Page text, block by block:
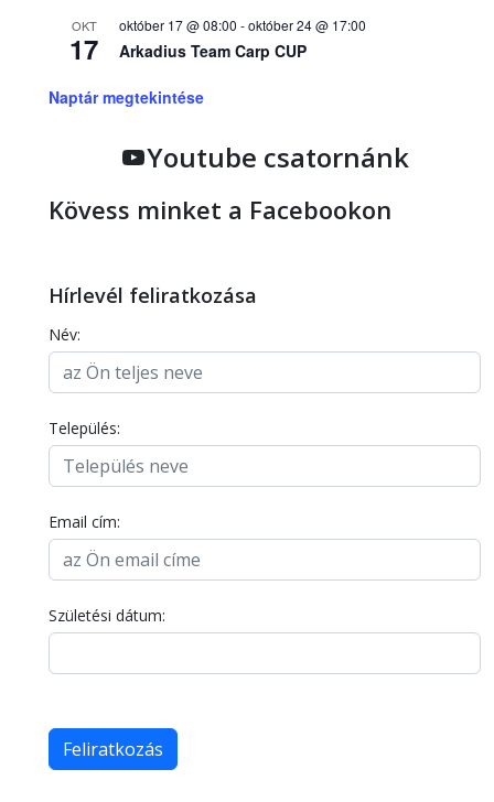
OKT
17
október 17 @ 08:00 -október 24 @ 17:00
Arkadius Team Carp CUP
Naptár megtekintése
Youtube csatornánk
Kövess minket a Facebookon
Hírlevél feliratkozása
Név:
Település:
Email cím:
Születési dátum: